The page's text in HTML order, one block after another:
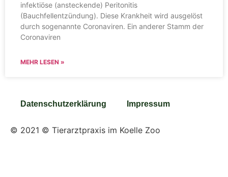
infektiöse (ansteckende) Peritonitis
(Bauchfellentzündung). Diese Krankheit wird ausgelöst
durch sogenannte Coronaviren. Ein anderer Stamm der
Coronaviren
MEHR LESEN »
Datenschutzerklärung Impressum
© 2021 © Tierarztpraxis im Koelle Zoo